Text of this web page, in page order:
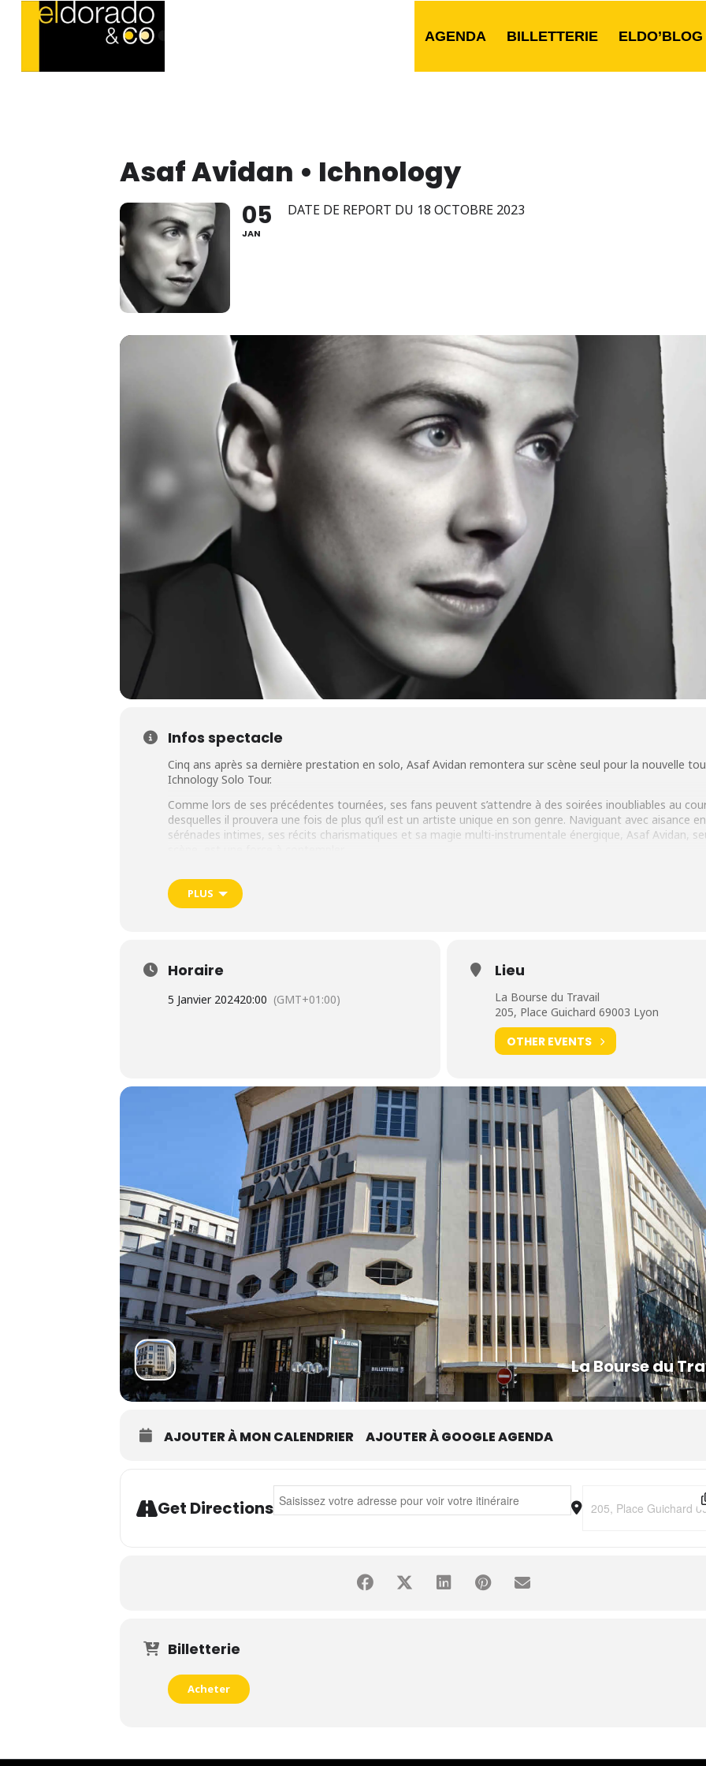
AGENDA BILLETTERIE ELDO’BLOG
Asaf Avidan • Ichnology
05
JAN
DATE DE REPORT DU 18 OCTOBRE 2023
Infos spectacle
Cinq ans après sa dernière prestation en solo, Asaf Avidan remontera sur scène seul pour la nouvelle
Ichnology Solo Tour.
Comme lors de ses précédentes tournées, ses fans peuvent s’attendre à des soirées inoubliables au
desquelles il prouvera une fois de plus qu’il est un artiste unique en son genre. Naviguant avec aisance
sérénades intimes, ses récits charismatiques et sa magie multi-instrumentale énergique, Asaf Avidan,
PLUS
Horaire
5 Janvier 202420:00 (GMT+01:00)
Lieu
La Bourse du Travail
205, Place Guichard 69003 Lyon
OTHER EVENTS
La Bourse du
AJOUTER À MON CALENDRIER AJOUTER À GOOGLE AGENDA
Get Directions
Address - Asaf Avidan • Ichnology [tInkks0B2] Destination Address -
Billetterie
Acheter